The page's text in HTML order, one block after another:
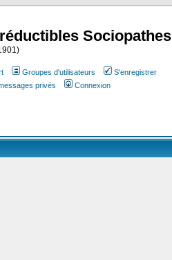
Sociopathes
Groupes d'utilisateurs
S'enregistrer
privés Connexion